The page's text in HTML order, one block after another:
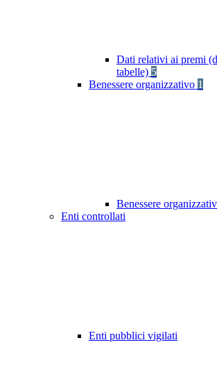
Dati relativi ai premi
tabelle) 5
Benessere organizzativo 1
Benessere
Enti controllati
Enti pubblici vigilati